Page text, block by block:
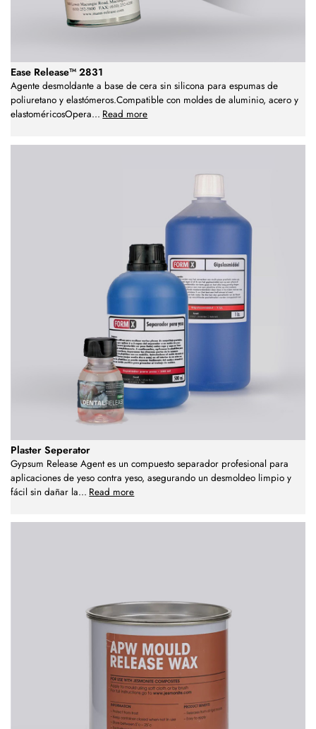
Ease Release™ 2831
Agente desmoldante a base de cera sin silicona para espumas de
poliuretano y elastómeros.Compatible con moldes de aluminio, acero y
elastoméricosOpera... Read more
Plaster Seperator
Gypsum Release Agent es un compuesto separador profesional para
aplicaciones de yeso contra yeso, asegurando un desmoldeo limpio y
fácil sin dañar la... Read more